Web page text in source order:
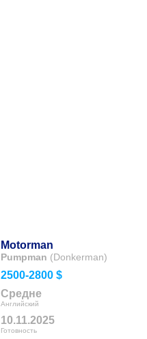
Motorman
Pumpman (Donkerman)
2500-2800 $
Средне
Английский
10.11.2025
Готовность